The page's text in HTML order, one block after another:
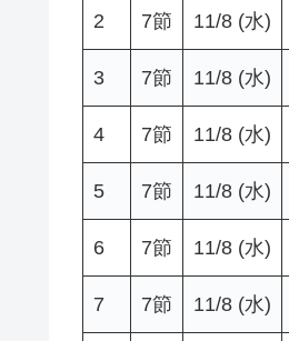
2 7節 11/8 (水)
3 7節 11/8 (水)
4 7節 11/8 (水)
5 7節 11/8 (水)
6 7節 11/8 (水)
7 7節 11/8 (水)